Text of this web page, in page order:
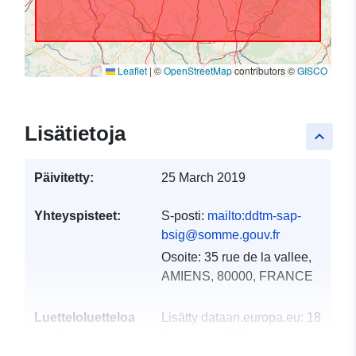
Leaflet | ©OpenStreetMapcontributors ©GISCO
keyboard_arrow_up
Lisätietoja
Päivitetty: 25 March 2019
Yhteyspisteet: S-posti: mailto:ddtm-sap-
bsig@somme.gouv.fr
Osoite: 35 rue de la vallee,
AMIENS, 80000, FRANCE
Luetteloluetteloa
Lisätty dataan.europa.eu: 18